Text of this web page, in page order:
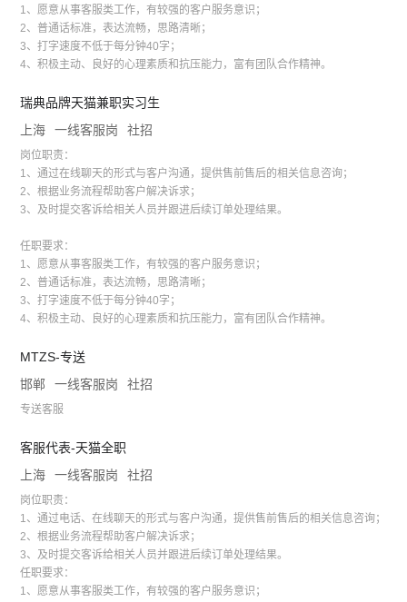
1、愿意从事客服类工作，有较强的客户服务意识；
2、普通话标准，表达流畅，思路清晰；
3、打字速度不低于每分钟40字；
4、积极主动、良好的心理素质和抗压能力，富有团队合作精神。
瑞典品牌天猫兼职实习生
上海
一线客服岗 社招
岗位职责：
1、通过在线聊天的形式与客户沟通，提供售前售后的相关信息咨询；
2、根据业务流程帮助客户解决诉求；
3、及时提交客诉给相关人员并跟进后续订单处理结果。
任职要求：
1、愿意从事客服类工作，有较强的客户服务意识；
2、普通话标准，表达流畅，思路清晰；
3、打字速度不低于每分钟40字；
4、积极主动、良好的心理素质和抗压能力，富有团队合作精神。
MTZS-专送
邯郸
一线客服岗 社招
专送客服
客服代表-天猫全职
上海
一线客服岗 社招
岗位职责：
1、通过电话、在线聊天的形式与客户沟通，提供售前售后的相关信息咨询；
2、根据业务流程帮助客户解决诉求；
3、及时提交客诉给相关人员并跟进后续订单处理结果。
任职要求：
1、愿意从事客服类工作，有较强的客户服务意识；